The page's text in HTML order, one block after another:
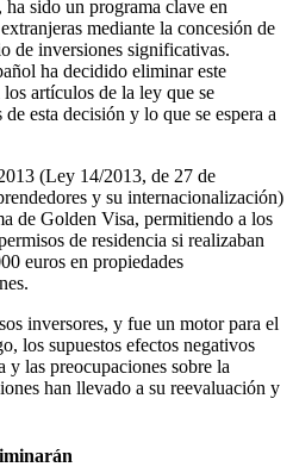
sido un programa clave en
mediante la concesión de
de inversiones significativas.
ha decidido eliminar este
artículos de la ley que se
esta decisión y lo que se espera a
(Ley 14/2013, de 27 de
y su internacionalización)
de Golden Visa, permitiendo a los
de residencia si realizaban
euros en propiedades
inversores, y fue un motor para el
los supuestos efectos negativos
y las preocupaciones sobre la
han llevado a su reevaluación y